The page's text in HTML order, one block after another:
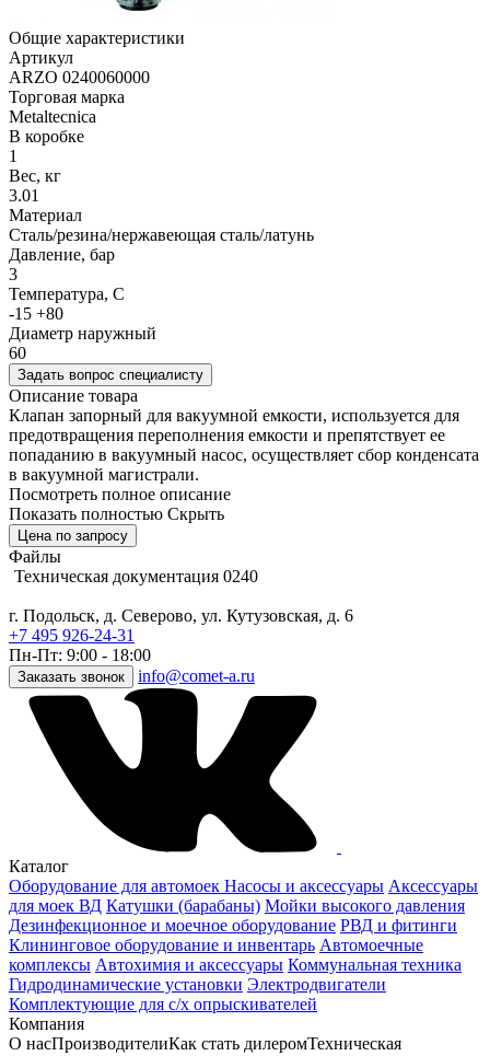
Общие характеристики
Артикул
ARZO 0240060000
Торговая марка
Metaltecnica
В коробке
1
Вес, кг
3.01
Материал
Cталь/резина/нержавеющая сталь/латунь
Давление, бар
3
Температура, C
-15 +80
Диаметр наружный
60
Задать вопрос специалисту
Описание товара
Клапан запорный для вакуумной емкости, используется для
предотвращения переполнения емкости и препятствует ее
попаданию в вакуумный насос, осуществляет сбор конденсата
в вакуумной магистрали.
Посмотреть полное описание
Показать полностью Скрыть
Цена по запросу
Файлы
Техническая документация 0240
г. Подольск, д. Северово, ул. Кутузовская, д. 6
+7 495 926-24-31
Пн-Пт: 9:00 - 18:00
Заказать звонок info@comet-a.ru
Каталог
Оборудование для автомоек Насосы и аксессуары Аксессуары
для моек ВД Катушки (барабаны) Мойки высокого давления
Дезинфекционное и моечное оборудование РВД и фитинги
Клининговое оборудование и инвентарь Автомоечные
комплексы Автохимия и аксессуары Коммунальная техника
Гидродинамические установки Электродвигатели
Комплектующие для с/х опрыскивателей
Компания
О насПроизводителиКак стать дилеромТехническая